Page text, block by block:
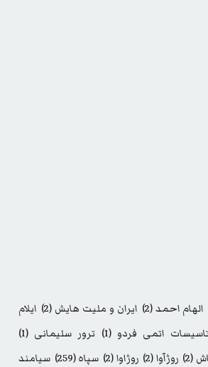
الهام احمد(2) ایران و ملیت هایش (2)
ایلام
تاسیسات اتمی فردو (1) ترور سلیمانی (1)
(2) روژآوا(2) روژاوا(2) سپاه(259)
سیامند